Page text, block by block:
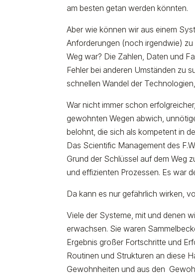
am besten getan werden könnten.
Aber wie können wir aus einem
Anforderungen (noch irgendwie)
Weg war? Die Zahlen, Daten und
Fehler bei anderen Umständen zu
schnellen Wandel der
War nicht immer schon
gewohnten Wegen abwich,
belohnt, die sich als kompetent in
Das Scientific Management des
Grund der Schlüssel auf dem Weg
und effizienten Prozessen. Es war
Da kann es nur gefährlich wirken,
Viele der Systeme, mit und denen
erwachsen. Sie waren
Ergebnis großer Fortschritte und
Routinen und Strukturen an diese
Gewohnheiten und aus den